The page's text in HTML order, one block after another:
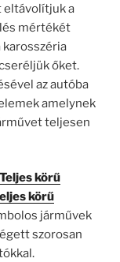
eltávolítjuk a
mértékét
karosszéria
őket.
az autóba
amelynek
teljesen
Teljes körű
körű
járművek
szorosan